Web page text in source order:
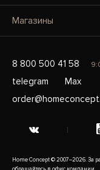
Магазины
8 800 500 41 58
telegram
Max
Home Concept © 2007–2026. За